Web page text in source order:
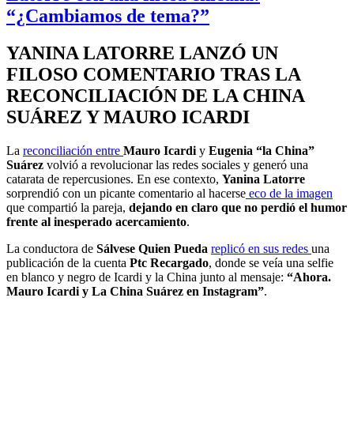
“¿Cambiamos de tema?”
YANINA LATORRE LANZÓ UN
FILOSO COMENTARIO TRAS LA
RECONCILIACIÓN DE LA CHINA
SUÁREZ Y MAURO ICARDI
La reconciliación entre Mauro Icardi y Eugenia “la China”
Suárez volvió a revolucionar las redes sociales y generó una
catarata de repercusiones. En ese contexto, Yanina Latorre
sorprendió con un picante comentario al hacerse eco de la imagen
que compartió la pareja, dejando en claro que no perdió el humor
frente al inesperado acercamiento.
La conductora de Sálvese Quien Pueda replicó en sus redes una
publicación de la cuenta Ptc Recargado, donde se veía una selfie
en blanco y negro de Icardi y la China junto al mensaje: “Ahora.
Mauro Icardi y La China Suárez en Instagram”.